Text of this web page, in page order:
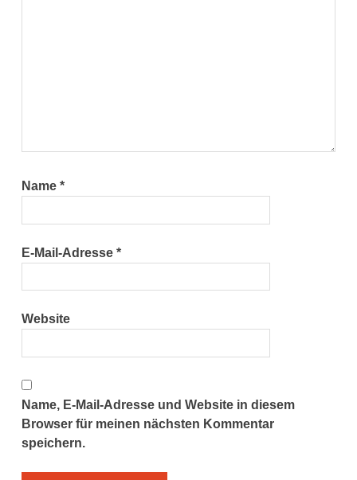
Name*
E-Mail-Adresse*
Website
Name, E-Mail-Adresse und Website in diesem
Browser für meinen nächsten Kommentar
speichern.